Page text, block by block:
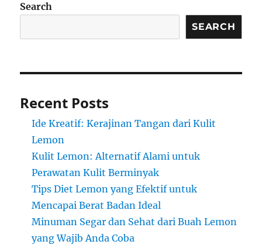
Search
SEARCH
Recent Posts
Ide Kreatif: Kerajinan Tangan dari Kulit
Lemon
Kulit Lemon: Alternatif Alami untuk
Perawatan Kulit Berminyak
Tips Diet Lemon yang Efektif untuk
Mencapai Berat Badan Ideal
Minuman Segar dan Sehat dari Buah Lemon
yang Wajib Anda Coba